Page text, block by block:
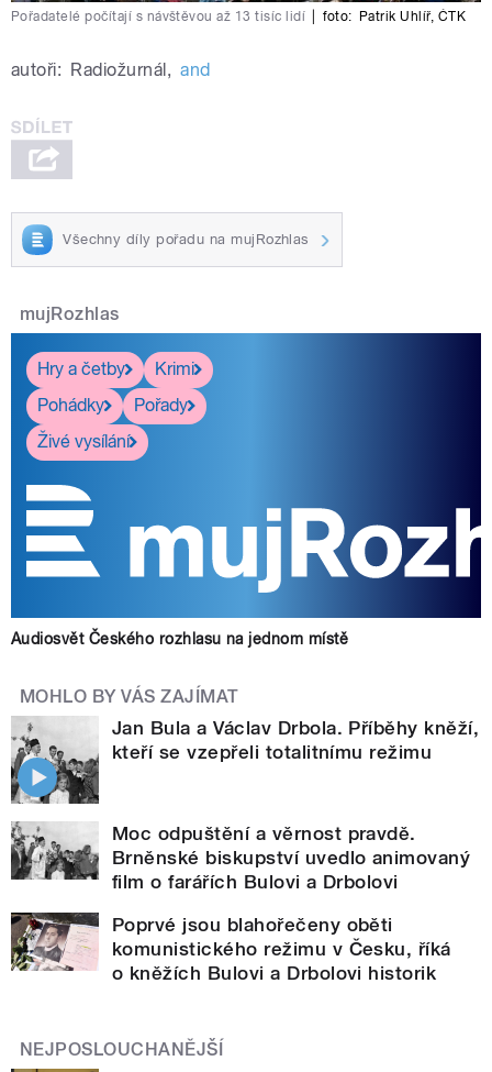
Pořadatelé počítají s návštěvou až 13 tisíc lidí foto: Patrik Uhlíř, ČTK
autoři: Radiožurnál, and
Všechny díly pořadu na mujRozhlas
mujRozhlas
Hry a četby
Krimi
Pohádky
Pořady
Živé vysílání
Audiosvět Českého rozhlasu na jednom místě
MOHLO BY VÁS ZAJÍMAT
Jan Bula a Václav Drbola. Příběhy kněží,
kteří se vzepřeli totalitnímu režimu
Moc odpuštění a věrnost pravdě.
Brněnské biskupství uvedlo animovaný
film o farářích Bulovi a Drbolovi
Poprvé jsou blahořečeny oběti
komunistického režimu v Česku, říká
o kněžích Bulovi a Drbolovi historik
NEJPOSLOUCHANĚJŠÍ